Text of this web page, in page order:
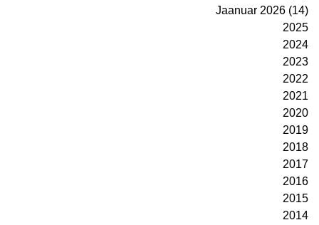
Jaanuar 2026 (14)
2025
2024
2023
2022
2021
2020
2019
2018
2017
2016
2015
2014